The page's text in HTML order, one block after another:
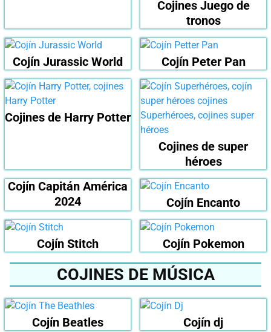
Cojines Juego de
tronos
Cojín Jurassic World Cojín Peter Pan
Cojines de Harry Potter
Cojines de super
héroes
Cojín Capitán América
2024
Cojín Encanto
Cojín Stitch Cojín Pokemon
COJINES DE MÚSICA
Cojín Beatles Cojín dj